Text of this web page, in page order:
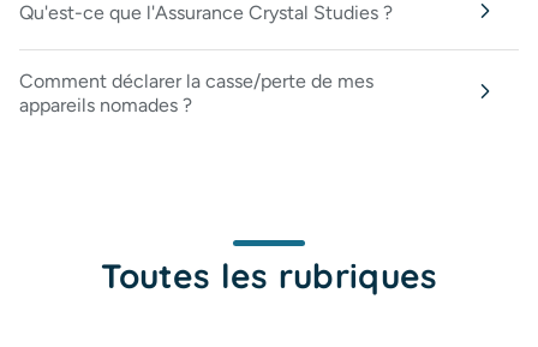
Qu'est-ce que l'Assurance Crystal Studies ?
Comment déclarer la casse/perte de mes
appareils nomades ?
Toutes les rubriques